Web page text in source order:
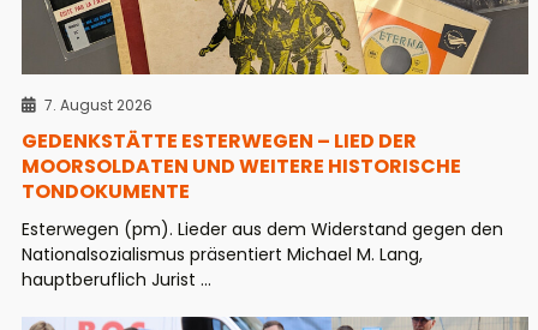
7. August 2026
GEDENKSTÄTTE ESTERWEGEN – LIED DER
MOORSOLDATEN UND WEITERE HISTORISCHE
TONDOKUMENTE
Esterwegen (pm). Lieder aus dem Widerstand gegen den
Nationalsozialismus präsentiert Michael M. Lang,
hauptberuflich Jurist ...